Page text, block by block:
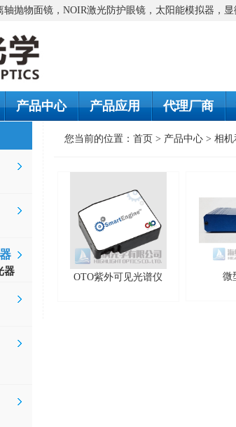
抛物面镜，NOIR激光防护眼镜，太阳能模拟器，
产品中心 产品应用 代理厂商
器
您当前的位置： 首页 > 产品中心 > 相机
OTO紫外可见光谱仪 微